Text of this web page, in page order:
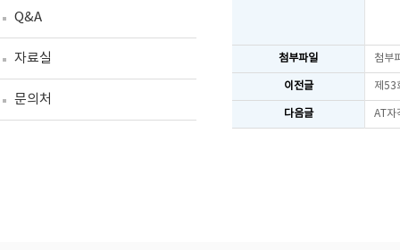
Q&A
자료실
문의처
첨부파일 첨부
이전글 제53
다음글 AT자